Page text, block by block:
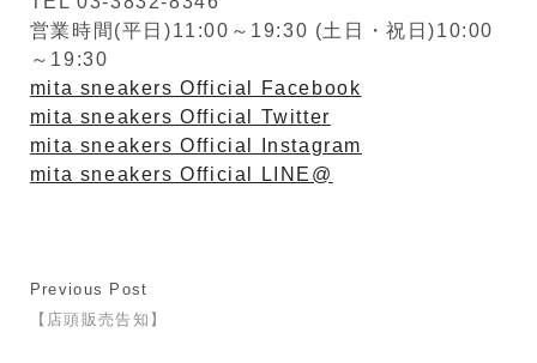
営業時間(平日)11:00～19:30 (土日・祝日)10:00
～19:30
mita sneakers Official Facebook
mita sneakers Official Twitter
mita sneakers Official Instagram
mita sneakers Official LINE@
Previous Post
【店頭販売告知】